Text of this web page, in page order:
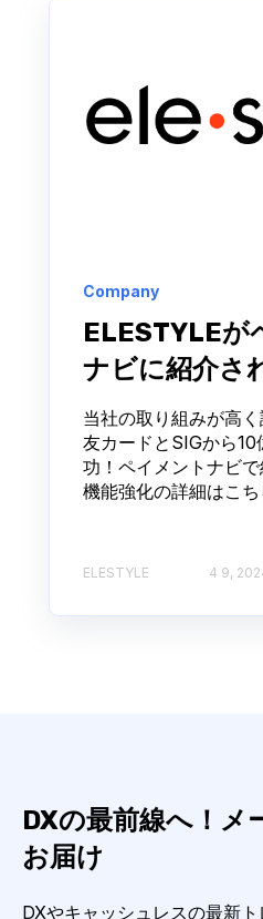
Company
ELESTYLEが
ナビに紹介さ
当社の取り組みが高
友カードとSIGから
功！ペイメントナビ
機能強化の詳細はこち
ELESTYLE 4 9,
DXの最前線へ！メ
お届け
DXやキャッシュレスの最新